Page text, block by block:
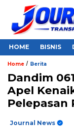
HOME BISNIS
Home / Berita
Dandim
Apel
Pelepasan
Journal News